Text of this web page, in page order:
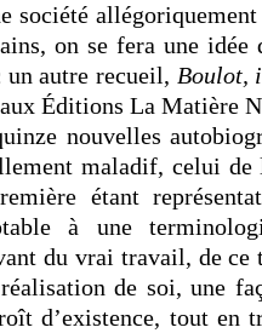
société
on se fera une
un autre recueil, Boulot,
Éditions La Matière
nouvelles
maladif, celui de
étant
à une
du vrai travail, de ce
de soi, une
d’existence, tout en